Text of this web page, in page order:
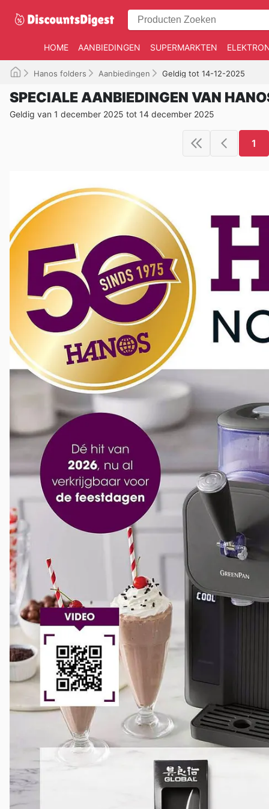
HOME AANBIEDINGEN SUPERMARKTEN
Hanos folders Aanbiedingen Geldig tot 14-12-2025
SPECIALE AANBIEDINGEN VAN
Geldig van 1 december 2025 tot 14 december 2025
1